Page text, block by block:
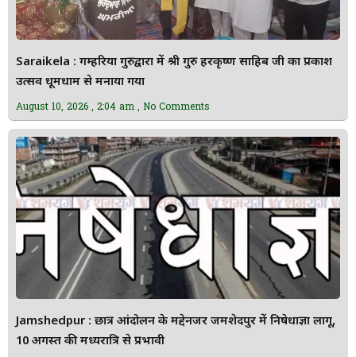
Saraikela : गम्हरिया गुरुद्वारा में श्री गुरु हरकृष्ण साहिब जी का प्रकाश
उत्सव धूमधाम से मनाया गया
August 10, 2026 2:04 am No Comments
Jamshedpur : छात्र आंदोलन के मद्देनजर जमशेदपुर में निषेधाज्ञा लागू,
10 अगस्त की मध्यरात्रि से प्रभावी